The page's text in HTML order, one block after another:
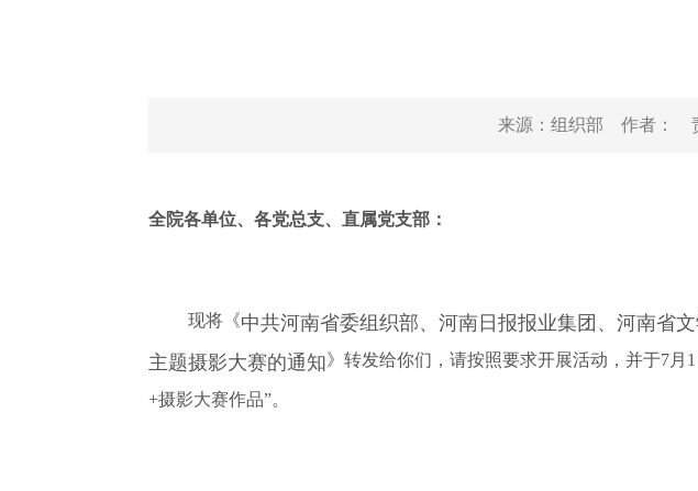
来源： 组织部 作者：
全院各单位、各党总支、直属党支部：
现将《中共河南省委组织部、河南日报报业集团、河南省
主题摄影大赛的通知》转发给你们，请按照要求开展活动，并于7月
+摄影大赛作品”。